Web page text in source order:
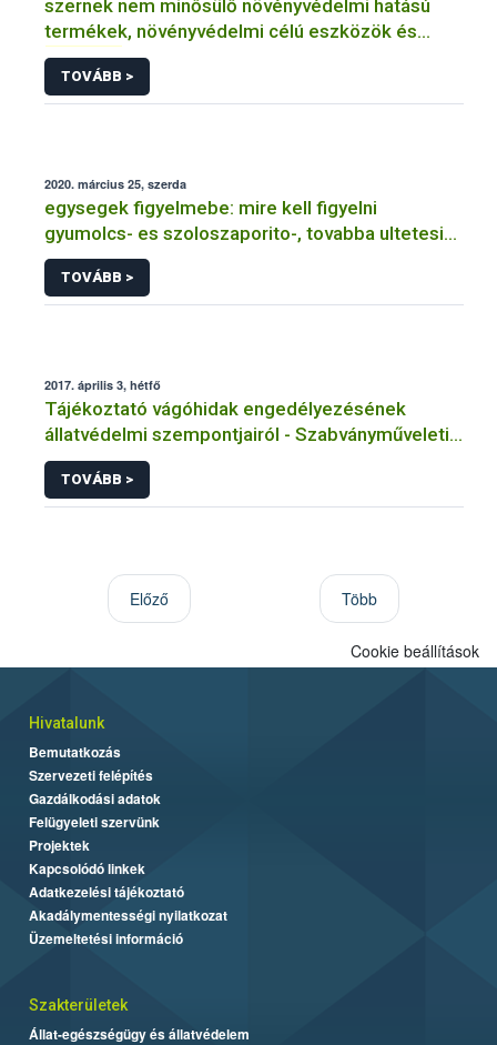
szernek nem minősülő növényvédelmi hatású
termékek, növényvédelmi célú eszközök és
anyagok
TOVÁBB >
2020. március 25, szerda
egysegek figyelmebe: mire kell figyelni
gyumolcs- es szoloszaporito-, tovabba ultetesi
anyagok
TOVÁBB >
2017. április 3, hétfő
Tájékoztató vágóhidak engedélyezésének
állatvédelmi szempontjairól - Szabványműveleti
előírások
TOVÁBB >
Előző Több
Cookie beállítások
Hivatalunk
Bemutatkozás
Szervezeti felépítés
Gazdálkodási adatok
Felügyeleti szervünk
Projektek
Kapcsolódó linkek
Adatkezelési tájékoztató
Akadálymentességi nyilatkozat
Üzemeltetési információ
Szakterületek
Állat-egészségügy és állatvédelem